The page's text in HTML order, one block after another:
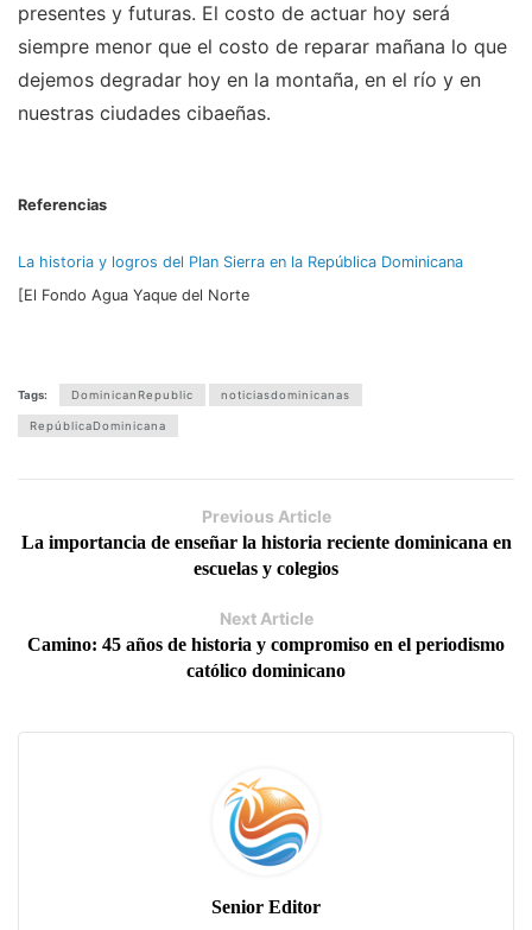
presentes y futuras. El costo de actuar hoy será
siempre menor que el costo de reparar mañana lo que
dejemos degradar hoy en la montaña, en el río y en
nuestras ciudades cibaeñas.
Referencias
La historia y logros del Plan Sierra en la República Dominicana
[El Fondo Agua Yaque del Norte
Tags: DominicanRepublic noticiasdominicanas
RepúblicaDominicana
Previous Article
La importancia de enseñar la historia reciente dominicana en
escuelas y colegios
Next Article
Camino: 45 años de historia y compromiso en el periodismo
católico dominicano
Senior Editor